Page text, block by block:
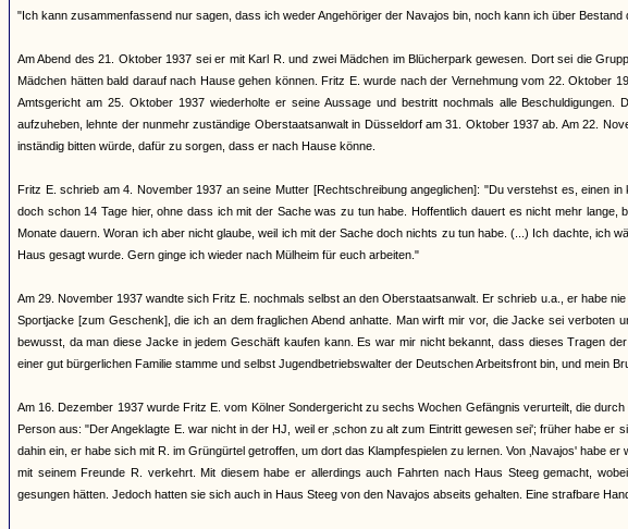
"Ich kann zusammenfassend nur sagen, dass ich weder Angehöriger der Navajos bin, noch kann ich über Bestand
Am Abend des 21. Oktober 1937 sei er mit Karl R. und zwei Mädchen im Blücherpark gewesen. Dort sei die
Mädchen hätten bald darauf nach Hause gehen können. Fritz E. wurde nach der Vernehmung vom 22. Oktober
Amtsgericht am 25. Oktober 1937 wiederholte er seine Aussage und bestritt nochmals alle
aufzuheben, lehnte der nunmehr zuständige Oberstaatsanwalt in Düsseldorf am 31. Oktober 1937 ab. Am 22.
inständig bitten würde, dafür zu sorgen, dass er nach Hause könne.
Fritz E. schrieb am 4. November 1937 an seine Mutter [Rechtschreibung angeglichen]: "Du verstehst es, einen
doch schon 14 Tage hier, ohne dass ich mit der Sache was zu tun habe. Hoffentlich dauert es nicht mehr
Monate dauern. Woran ich aber nicht glaube, weil ich mit der Sache doch nichts zu tun habe. (...) Ich dachte, ich
Haus gesagt wurde. Gern ginge ich wieder nach Mülheim für euch arbeiten."
Am 29. November 1937 wandte sich Fritz E. nochmals selbst an den Oberstaatsanwalt. Er schrieb u.a., er habe
Sportjacke [zum Geschenk], die ich an dem fraglichen Abend anhatte. Man wirft mir vor, die Jacke sei verboten
bewusst, da man diese Jacke in jedem Geschäft kaufen kann. Es war mir nicht bekannt, dass dieses Tragen
einer gut bürgerlichen Familie stamme und selbst Jugendbetriebswalter der Deutschen Arbeitsfront bin, und mein
Am 16. Dezember 1937 wurde Fritz E. vom Kölner Sondergericht zu sechs Wochen Gefängnis verurteilt, die
Person aus: "Der Angeklagte E. war nicht in der HJ, weil er ‚schon zu alt zum Eintritt gewesen sei'; früher habe
dahin ein, er habe sich mit R. im Grüngürtel getroffen, um dort das Klampfespielen zu lernen. Von ‚Navajos' habe
mit seinem Freunde R. verkehrt. Mit diesem habe er allerdings auch Fahrten nach Haus Steeg gemacht,
gesungen hätten. Jedoch hatten sie sich auch in Haus Steeg von den Navajos abseits gehalten. Eine strafbare